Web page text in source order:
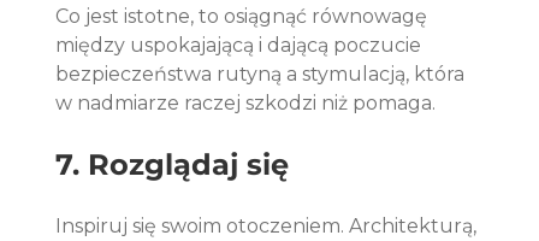
Co jest istotne, to osiągnąć równowagę
między uspokajającą i dającą poczucie
bezpieczeństwa rutyną a stymulacją, która
w nadmiarze raczej szkodzi niż pomaga.
7. Rozglądaj się
Inspiruj się swoim otoczeniem. Architekturą,